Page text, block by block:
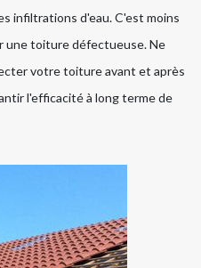
infiltrations d'eau. C'est moins
une toiture défectueuse. Ne
votre toiture avant et après
l'efficacité à long terme de